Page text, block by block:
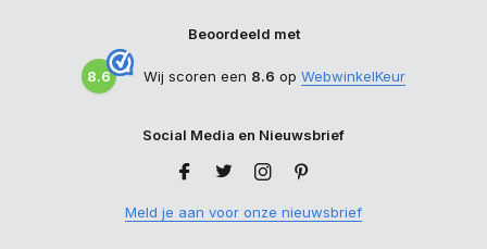
Beoordeeld met
8.6 Wij scoren een 8.6 op WebwinkelKeur
Social Media en Nieuwsbrief
Meld je aan voor onze nieuwsbrief